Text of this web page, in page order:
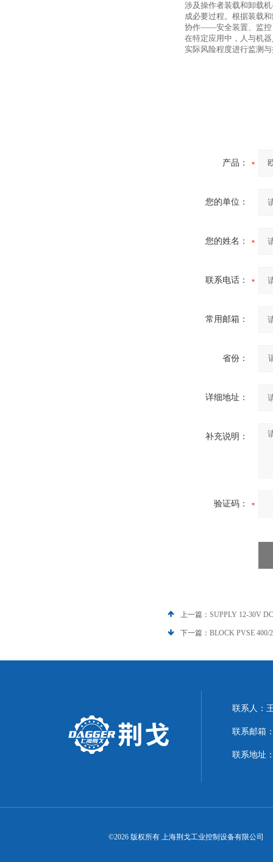
涉及操作者装载和卸载
成必要过程。根据装载
协作——安全装置、监控
在特定应用中，人与机
实际风险程度进行监测
产品：
您的单位：
您的姓名：
联系电话：
常用邮箱：
省份：
详细地址：
补充说明：
验证码：
上一篇： SUPPLY 12-30V
下一篇： BLOCK PVSE 400/
联系人：
联系邮箱
联系地址
©2026 版权所有 上海荆戈工业控制设备有限公司